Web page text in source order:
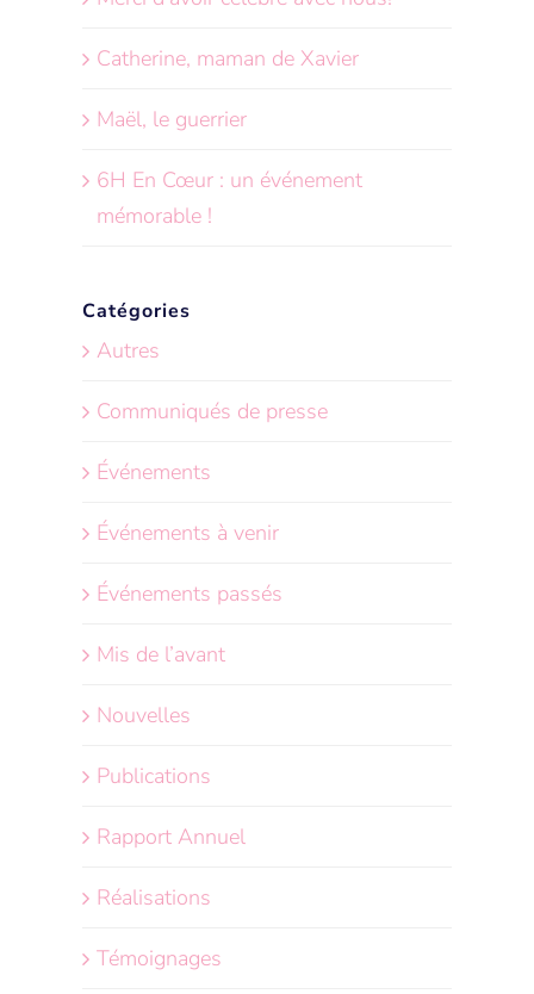
Catherine, maman de Xavier
Maël, le guerrier
6H En Cœur : un événement
mémorable !
Catégories
Autres
Communiqués de presse
Événements
Événements à venir
Événements passés
Mis de l’avant
Nouvelles
Publications
Rapport Annuel
Réalisations
Témoignages